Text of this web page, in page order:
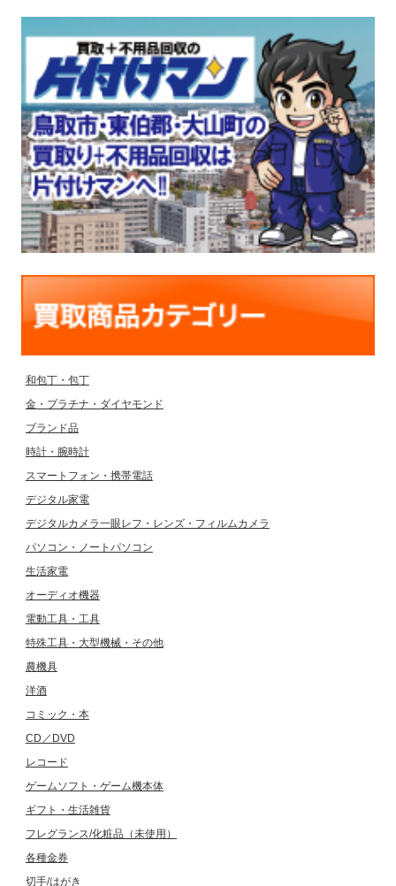
和包丁・包丁
金・プラチナ・ダイヤモンド
ブランド品
時計・腕時計
スマートフォン・携帯電話
デジタル家電
デジタルカメラ一眼レフ・レンズ・フィルムカメラ
パソコン・ノートパソコン
生活家電
オーディオ機器
電動工具・工具
特殊工具・大型機械・その他
農機具
洋酒
コミック・本
CD／DVD
レコード
ゲームソフト・ゲーム機本体
ギフト・生活雑貨
フレグランス/化粧品（未使用）
各種金券
切手/はがき